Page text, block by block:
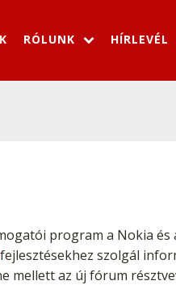
RÓLUNK HÍRLEVÉL
program a Nokia és
fejlesztésekhez szolgál
mellett az új fórum